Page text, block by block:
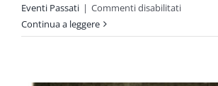
Eventi Passati | Commenti disabilitatisu
Mantello
Continua a leggere